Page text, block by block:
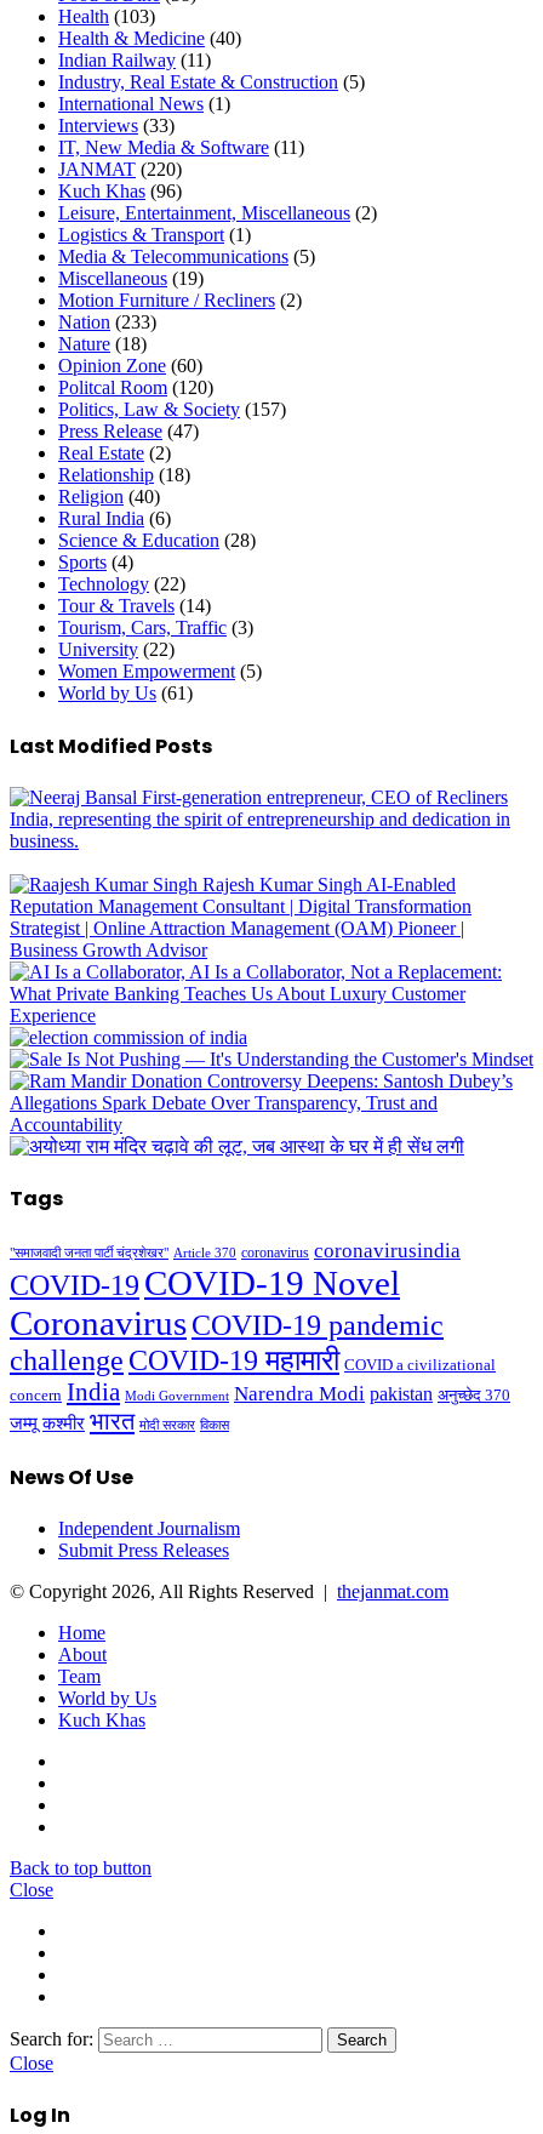
Health (103)
Health & Medicine (40)
Indian Railway (11)
Industry, Real Estate & Construction (5)
International News (1)
Interviews (33)
IT, New Media & Software (11)
JANMAT (220)
Kuch Khas (96)
Leisure, Entertainment, Miscellaneous (2)
Logistics & Transport (1)
Media & Telecommunications (5)
Miscellaneous (19)
Motion Furniture / Recliners (2)
Nation (233)
Nature (18)
Opinion Zone (60)
Politcal Room (120)
Politics, Law & Society (157)
Press Release (47)
Real Estate (2)
Relationship (18)
Religion (40)
Rural India (6)
Science & Education (28)
Sports (4)
Technology (22)
Tour & Travels (14)
Tourism, Cars, Traffic (3)
University (22)
Women Empowerment (5)
World by Us (61)
Last Modified Posts
Tags
"समाजवादी जनता पार्टी चंद्रशेखर" Article 370 coronavirus coronavirusindia
COVID-19 COVID-19 Novel
CoronavirusCOVID-19 pandemic
challenge COVID-19 महामारी COVID a civilizational
concern India Modi Government Narendra Modi pakistan अनुच्छेद 370
जम्मू कश्मीर भारत मोदी सरकार विकास
News Of Use
Independent Journalism
Submit Press Releases
© Copyright 2026, All Rights Reserved | thejanmat.com
Home
About
Team
World by Us
Kuch Khas
Back to top button
Close
Search for:
Close
Log In